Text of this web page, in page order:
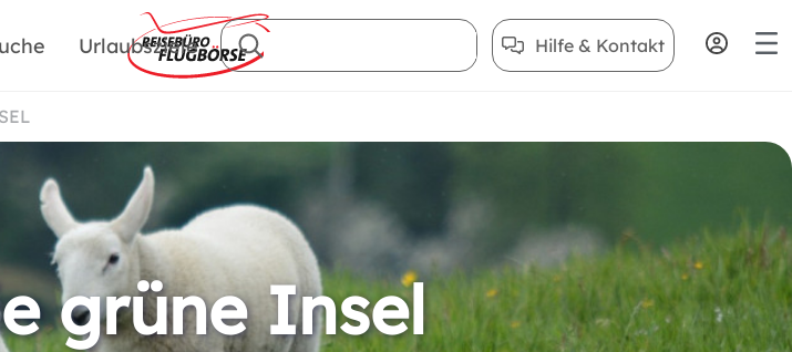
Urlaubsziele Hilfe & Kontakt
grüne Insel